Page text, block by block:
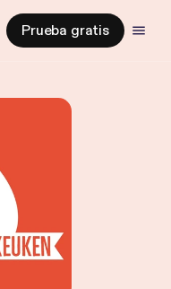
Prueba gratis